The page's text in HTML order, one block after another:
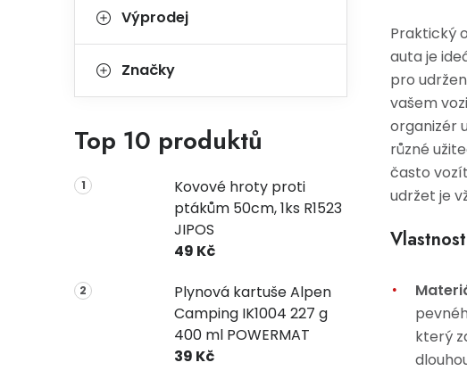
Výprodej
Značky
Top 10 produktů
Kovové hroty proti
ptákům 50cm, 1ks R1523
JIPOS
49 Kč
Plynová kartuše Alpen
Camping IK1004 227 g
400 ml POWERMAT
39 Kč
Praktický
auta je
pro
vašem
organizér
různé
často
udržet je
který